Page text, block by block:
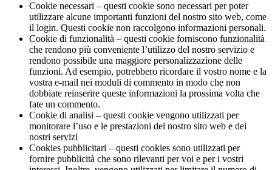
Cookie necessari – questi cookie sono necessari per poter
utilizzare alcune importanti funzioni del nostro sito web, come
il login. Questi cookie non raccolgono informazioni personali.
Cookie di funzionalità – questi cookie forniscono funzionalità
che rendono più conveniente l’utilizzo del nostro servizio e
rendono possibile una maggiore personalizzazione delle
funzioni. Ad esempio, potrebbero ricordare il vostro nome e la
vostra e-mail nei moduli di commento in modo che non
dobbiate reinserire queste informazioni la prossima volta che
fate un commento.
Cookie di analisi – questi cookie vengono utilizzati per
monitorare l’uso e le prestazioni del nostro sito web e dei
nostri servizi
Cookies pubblicitari – questi cookies sono utilizzati per
fornire pubblicità che sono rilevanti per voi e per i vostri